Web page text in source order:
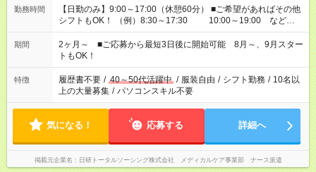
勤務時間
【日勤のみ】9:00～17:00（休憩60分） ■ご希望があればその他
シフトもOK！ （例）8:30～17:30 10:00～19:00 など
「家族とお休みを合わせたい」 「できれば残業はしたくない」
など、あなたのご希望に沿ったお仕事をご紹介します！ ※Wワ
ーク希望の方へ 今ご覧のお仕事で希望する勤務時間と、もう1つ
のお仕事の勤務時間。 合計で週40時間を超える場合は応募でき
ません
期間
2ヶ月～ ■ご応募から最短3日後に開始可能 8月～、9月スター
トもOK！
特徴 履歴書不要 / 40～50代活躍中 / 服装自由 / シフト勤務 / 10名以
上の大量募集 / パソコンスキル不要
気になる！ 応募する 詳細へ
掲載元企業名 日研トータルソーシング株式会社 メディカルケア事業部 ナース派遣